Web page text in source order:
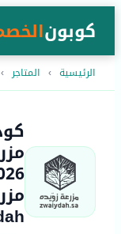
كوبون
الرئيسية › المتاجر ›